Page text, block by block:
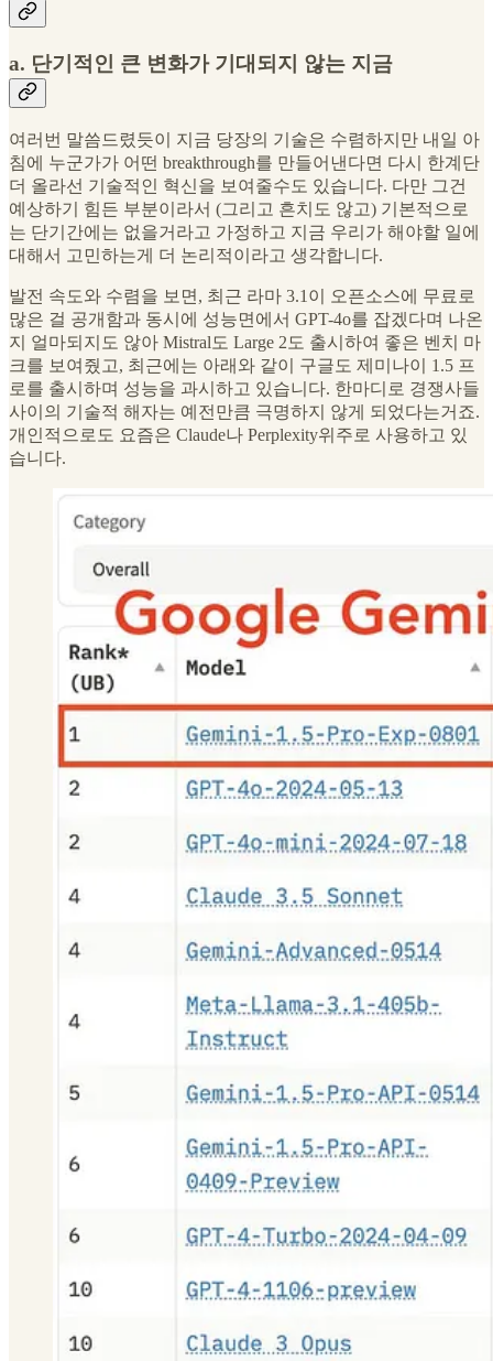
a. 단기적인 큰 변화가 기대되지 않는 지금
여러번 말씀드렸듯이 지금 당장의 기술은 수렴하지만 내일 아
침에 누군가가 어떤 breakthrough를 만들어낸다면 다시 한계단
더 올라선 기술적인 혁신을 보여줄수도 있습니다. 다만 그건
예상하기 힘든 부분이라서 (그리고 흔치도 않고) 기본적으로
는 단기간에는 없을거라고 가정하고 지금 우리가 해야할 일에
대해서 고민하는게 더 논리적이라고 생각합니다.
발전 속도와 수렴을 보면, 최근 라마 3.1이 오픈소스에 무료로
많은 걸 공개함과 동시에 성능면에서 GPT-4o를 잡겠다며 나온
지 얼마되지도 않아 Mistral도 Large 2도 출시하여 좋은 벤치 마
크를 보여줬고, 최근에는 아래와 같이 구글도 제미나이 1.5 프
로를 출시하며 성능을 과시하고 있습니다. 한마디로 경쟁사들
사이의 기술적 해자는 예전만큼 극명하지 않게 되었다는거죠.
개인적으로도 요즘은 Claude나 Perplexity위주로 사용하고 있
습니다.